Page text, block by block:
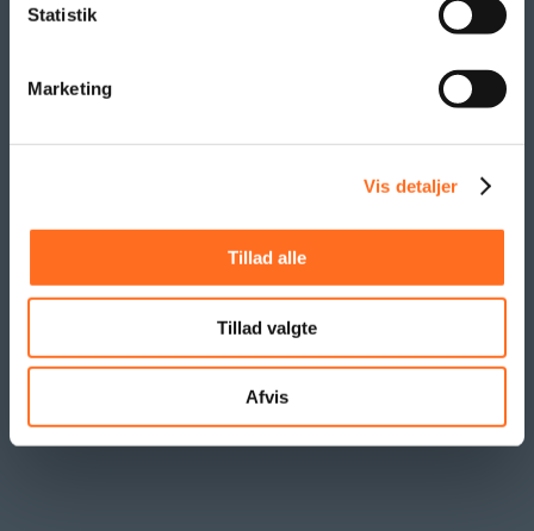
Statistik
Marketing
Vis detaljer
Tillad alle
Tillad valgte
Afvis